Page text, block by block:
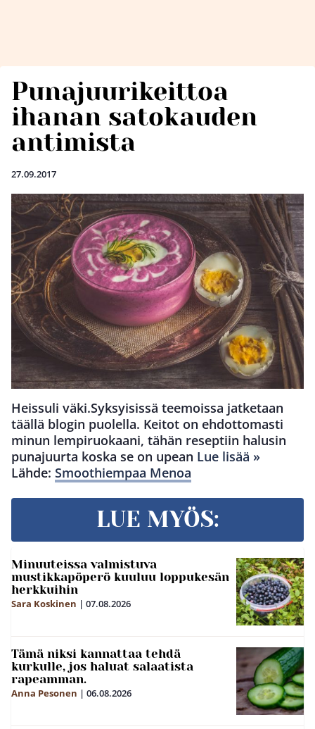
Punajuurikeittoa
ihanan satokauden
antimista
27.09.2017
Heissuli väki.Syksyisissä teemoissa jatketaan
täällä blogin puolella. Keitot on ehdottomasti
minun lempiruokaani, tähän reseptiin halusin
punajuurta koska se on upean Lue lisää »
Lähde: Smoothiempaa Menoa
LUE MYÖS:
Minuuteissa valmistuva
mustikkapöperö kuuluu loppukesän
herkkuihin
Sara Koskinen | 07.08.2026
Tämä niksi kannattaa tehdä
kurkulle, jos haluat salaatista
rapeamman.
Anna Pesonen | 06.08.2026